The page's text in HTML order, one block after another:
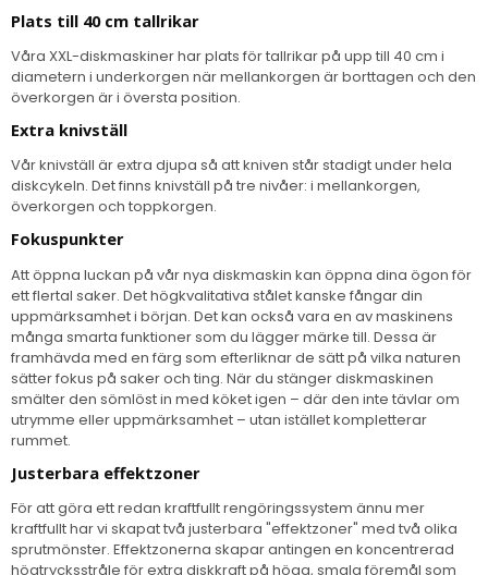
Plats till 40 cm tallrikar
Våra XXL-diskmaskiner har plats för tallrikar på upp till 40 cm i
diametern i underkorgen när mellankorgen är borttagen och den
överkorgen är i översta position.
Extra knivställ
Vår knivställ är extra djupa så att kniven står stadigt under hela
diskcykeln. Det finns knivställ på tre nivåer: i mellankorgen,
överkorgen och toppkorgen.
Fokuspunkter
Att öppna luckan på vår nya diskmaskin kan öppna dina ögon för
ett flertal saker. Det högkvalitativa stålet kanske fångar din
uppmärksamhet i början. Det kan också vara en av maskinens
många smarta funktioner som du lägger märke till. Dessa är
framhävda med en färg som efterliknar de sätt på vilka naturen
sätter fokus på saker och ting. När du stänger diskmaskinen
smälter den sömlöst in med köket igen – där den inte tävlar om
utrymme eller uppmärksamhet – utan istället kompletterar
rummet.
Justerbara effektzoner
För att göra ett redan kraftfullt rengöringssystem ännu mer
kraftfullt har vi skapat två justerbara "effektzoner" med två olika
sprutmönster. Effektzonerna skapar antingen en koncentrerad
högtrycksstråle för extra diskkraft på höga, smala föremål som